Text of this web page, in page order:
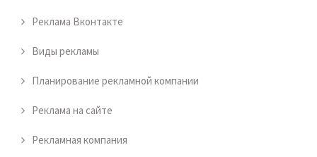
Реклама Вконтакте
Виды рекламы
Планирование рекламной компании
Реклама на сайте
Рекламная компания